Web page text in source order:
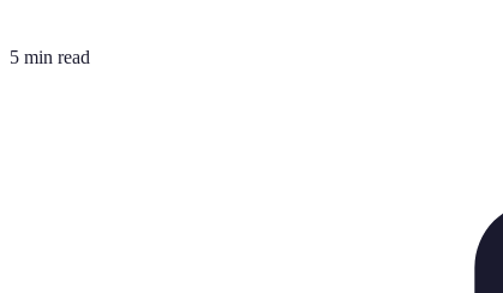
5 min read